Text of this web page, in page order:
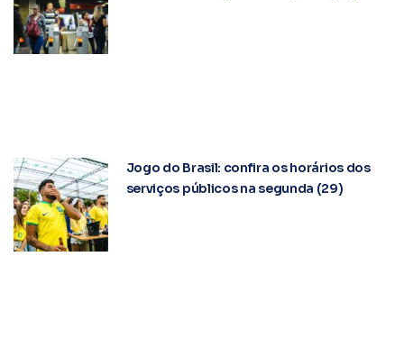
Jogo do Brasil: confira os horários dos
serviços públicos na segunda (29)